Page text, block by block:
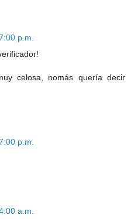
p.m.
celosa, nomás quería decir
p.m.
a.m.